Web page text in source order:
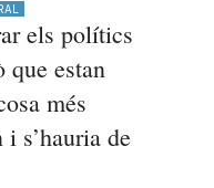
els polítics
estan
més
s’hauria de